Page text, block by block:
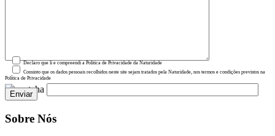
Declaro que li e compreendi a Política de Privacidade da Naturidade
Consinto que os dados pessoais recolhidos neste site sejam tratados pela Naturidade, nos termos e condições previstos na
Política de Privacidade
Sobre Nós